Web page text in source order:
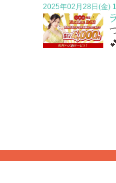
2025年02月28日(金)